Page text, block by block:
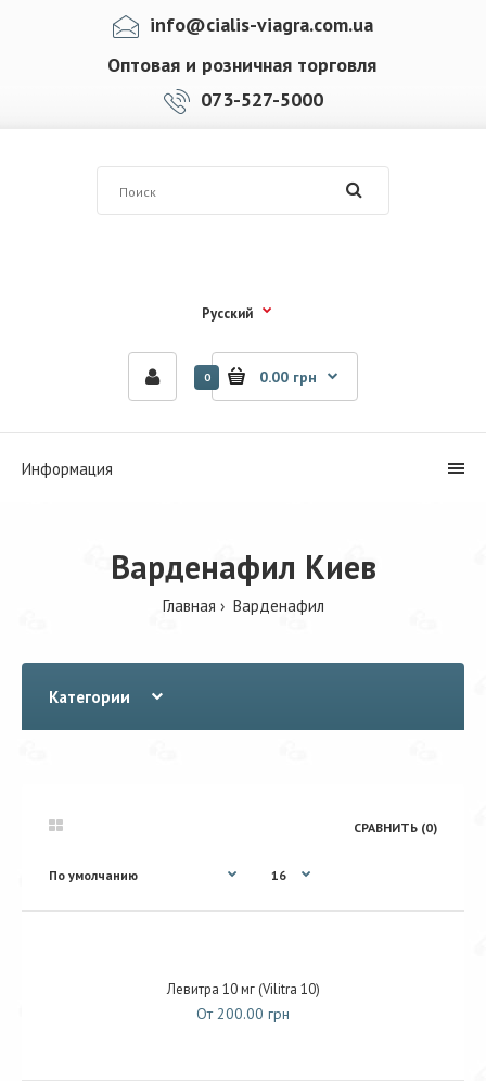
info@cialis-viagra.com.ua
Оптовая и розничная торговля
073-527-5000
Русский
0 0.00 грн
Информация
Варденафил Киев
Главная Варденафил
Категории
СРАВНИТЬ (0)
Левитра 10 мг (Vilitra 10)
От 200.00 грн